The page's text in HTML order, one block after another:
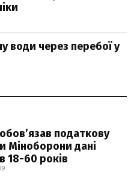
води через перебої у
податкову
Міноборони дані
18-60 років